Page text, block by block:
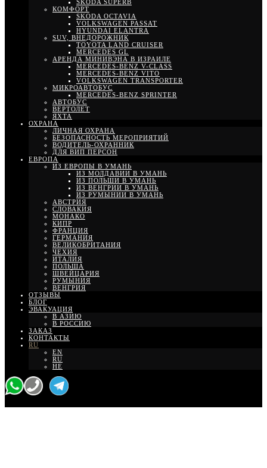
SKODA SUPERB
КОМФОРТ
SKODA OCTAVIA
VOLKSWAGEN PASSAT
HYUNDAI ELANTRA
SUV, ВНЕДОРОЖНИК
TOYOTA LAND CRUISER
MERCEDES GL
АРЕНДА МИНИВЭНА В ИЗРАИЛЕ
MERCEDES-BENZ V-CLASS
MERCEDES-BENZ VITO
VOLKSWAGEN TRANSPORTER
МИКРОАВТОБУС
MERCEDES-BENZ SPRINTER
АВТОБУС
ВЕРТОЛЕТ
ЯХТА
ОХРАНА
ЛИЧНАЯ ОХРАНА
БЕЗОПАСНОСТЬ МЕРОПРИЯТИЙ
ВОДИТЕЛЬ-ОХРАННИК
ДЛЯ ВИП ПЕРСОН
ЕВРОПА
ИЗ ЕВРОПЫ В УМАНЬ
ИЗ МОЛДАВИИ В УМАНЬ
ИЗ ПОЛЬШИ В УМАНЬ
ИЗ ВЕНГРИИ В УМАНЬ
ИЗ РУМЫНИИ В УМАНЬ
АВСТРИЯ
СЛОВАКИЯ
МОНАКО
КИПР
ФРАНЦИЯ
ГЕРМАНИЯ
ВЕЛИКОБРИТАНИЯ
ЧЕХИЯ
ИТАЛИЯ
ПОЛЬША
ШВЕЙЦАРИЯ
РУМЫНИЯ
ВЕНГРИЯ
ОТЗЫВЫ
БЛОГ
ЭВАКУАЦИЯ
В АЗИЮ
В РОССИЮ
ЗАКАЗ
КОНТАКТЫ
RU
EN
RU
HE